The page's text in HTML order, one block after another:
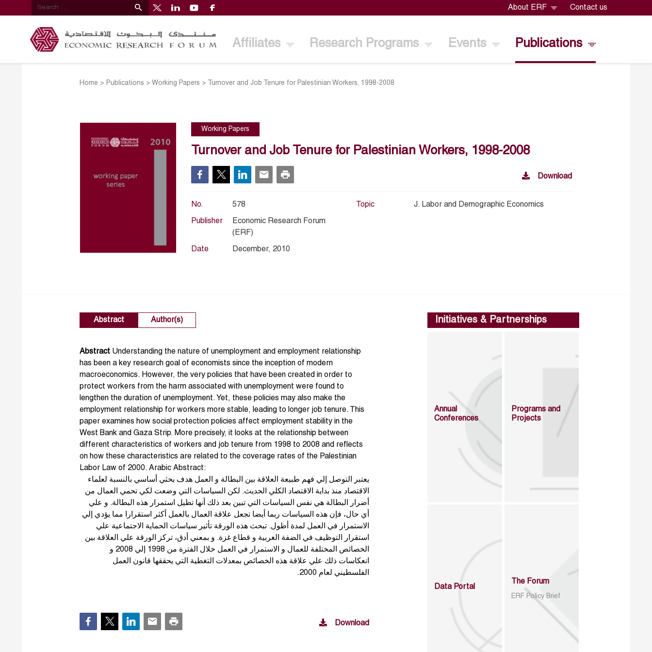
About ERF Contact us
Affiliates Research Programs Events Publications
Home > Publications >Working Papers > Turnover and Job Tenure for Palestinian Workers, 1998-2008
Working Papers
Turnover and Job Tenure for Palestinian Workers, 1998-2008
Download
No. 578
Publisher
Economic Research Forum
(ERF)
Date December, 2010
Topic J. Labor and Demographic Economics
Abstract Author(s)
Abstract Understanding the nature of unemployment and employment relationship
has been a key research goal of economists since the inception of modern
macroeconomics. However, the very policies that have been created in order to
protect workers from the harm associated with unemployment were found to
lengthen the duration of unemployment. Yet, these policies may also make the
employment relationship for workers more stable, leading to longer job tenure. This
paper examines how social protection policies affect employment stability in the
West Bank and Gaza Strip. More precisely, it looks at the relationship between
different characteristics of workers and job tenure from 1998 to 2008 and reflects
on how these characteristics are related to the coverage rates of the Palestinian
Labor Law of 2000. Arabic Abstract:
يعتبر التوصل إلي فهم طبيعة العلاقة بين البطالة و العمل هدف بحثي أساسي بالنسبة لعلماء
الاقتصاد منذ بداية الاقتصاد الكلي الحديث. لكن السياسات التي وضعت لكي تحمي العمال من
أضرار البطالة هي نفس السياسات التي تبين بعد ذلك أنها تطيل استمرار هذه البطالة. و علي
أي حال، فإن هذه السياسات ربما أيضا تجعل علاقة العمال بالعمل أكثر استقرارا مما يؤدي إلي
الاستمرار في العمل لمدة أطول. تبحث هذه الورقة تأثير سياسات الحماية الاجتماعية علي
استقرار التوظيف في الضفة الغربية و قطاع غزة. و بمعني أدق، تركز الورقة علي العلاقة بين
الخصائص المختلفة للعمال و الاستمرار في العمل خلال الفترة من 1998 إلي 2008 و
انعكاسات ذلك علي علاقة هذه الخصائص بمعدلات التغطية التي يحققها قانون العمل
الفلسطيني لعام 2000.
Download
Initiatives & Partnerships
Annual
Conferences
Programs and
Projects
Data Portal
The Forum
ERF Policy Brief